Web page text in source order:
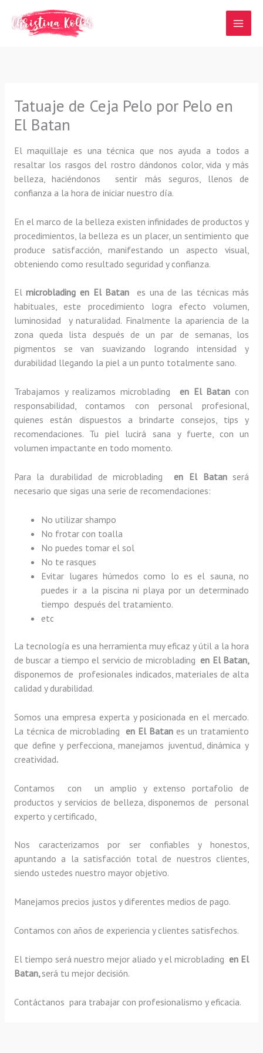
contenido
Tatuaje de Ceja Pelo por Pelo en
El Batan
El maquillaje es una técnica que nos ayuda a todos a
resaltar los rasgos del rostro dándonos color, vida y más
belleza, haciéndonos sentir más seguros, llenos de
confianza a la hora de iniciar nuestro día.
En el marco de la belleza existen infinidades de productos y
procedimientos, la belleza es un placer, un sentimiento que
produce satisfacción, manifestando un aspecto visual,
obteniendo como resultado seguridad y confianza.
Elmicroblading en El Batan es una de las técnicas más
habituales, este procedimiento logra efecto volumen,
luminosidad y naturalidad. Finalmente la apariencia de la
zona queda lista después de un par de semanas, los
pigmentos se van suavizando logrando intensidad y
durabilidad llegando la piel a un punto totalmente sano.
Trabajamos y realizamos microblading en El Batan con
responsabilidad, contamos con personal profesional,
quienes están dispuestos a brindarte consejos, tips y
recomendaciones. Tu piel lucirá sana y fuerte, con un
volumen impactante en todo momento.
Para la durabilidad de microblading en El Batan será
necesario que sigas una serie de recomendaciones:
No utilizar shampo
No frotar con toalla
No puedes tomar el sol
No te rasques
Evitar lugares húmedos como lo es el sauna, no
puedes ir a la piscina ni playa por un determinado
tiempo después del tratamiento.
etc
La tecnología es una herramienta muy eficaz y útil a la hora
de buscar a tiempo el servicio de microblading en El Batan,
disponemos de profesionales indicados, materiales de alta
calidad y durabilidad.
Somos una empresa experta y posicionada en el mercado.
La técnica de microblading en El Batan es un tratamiento
que define y perfecciona, manejamos juventud, dinámica y
creatividad.
Contamos con un amplio y extenso portafolio de
productos y servicios de belleza, disponemos de personal
experto y certificado,
Nos caracterizamos por ser confiables y honestos,
apuntando a la satisfacción total de nuestros clientes,
siendo ustedes nuestro mayor objetivo.
Manejamos precios justos y diferentes medios de pago.
Contamos con años de experiencia y clientes satisfechos.
El tiempo será nuestro mejor aliado y elmicroblading en El
Batan, será tu mejor decisión.
Contáctanos para trabajar con profesionalismo y eficacia.